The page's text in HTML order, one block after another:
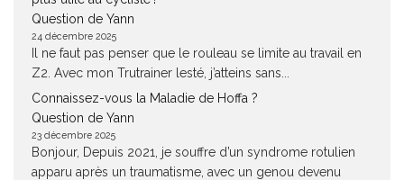
Question de Yann
24 décembre 2025
Il ne faut pas penser que le rouleau se limite au travail en
Z2. Avec mon Trutrainer lesté, j’atteins sans...
Connaissez-vous la Maladie de Hoffa ?
Question de Yann
23 décembre 2025
Bonjour, Depuis 2021, je souffre d’un syndrome rotulien
apparu après un traumatisme, avec un genou devenu